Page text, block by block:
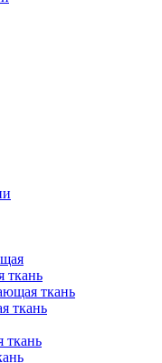
ткань
ткань
ткань
ткань